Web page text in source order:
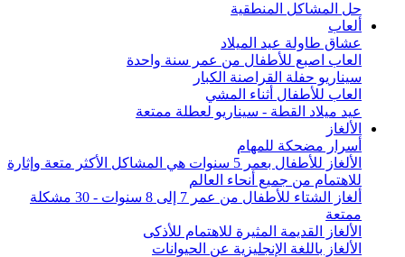
حل المشاكل المنطقية
ألعاب
عشاق طاولة عيد الميلاد
العاب اصبع للأطفال من عمر سنة واحدة
سيناريو حفلة القراصنة الكبار
العاب للأطفال أثناء المشي
عيد ميلاد القطة - سيناريو لعطلة ممتعة
الألغاز
أسرار مضحكة للمهام
الألغاز للأطفال بعمر 5 سنوات هي المشاكل الأكثر متعة وإثارة
للاهتمام من جميع أنحاء العالم
ألغاز الشتاء للأطفال من عمر 7 إلى 8 سنوات - 30 مشكلة
ممتعة
الألغاز القديمة المثيرة للاهتمام للأذكى
الألغاز باللغة الإنجليزية عن الحيوانات